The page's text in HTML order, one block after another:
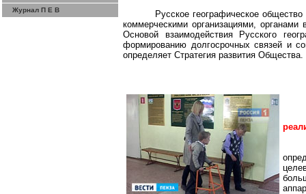
Журнал П Е В
Русское географическое
коммерческими организациями,
Основой взаимодействия Русского
формированию долгосрочных связей и
определяет Стратегия развития Общества.